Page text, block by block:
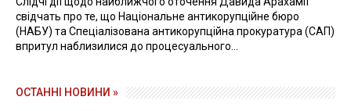
свідчать про те, що Національне антикорупційне бюро
(НАБУ) та Спеціалізована антикорупційна прокуратура (САП)
впритул наблизилися до процесуального...
ОСТАННІ НОВИНИ »